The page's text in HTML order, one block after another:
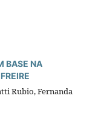
BASE NA
Rubio, Fernanda